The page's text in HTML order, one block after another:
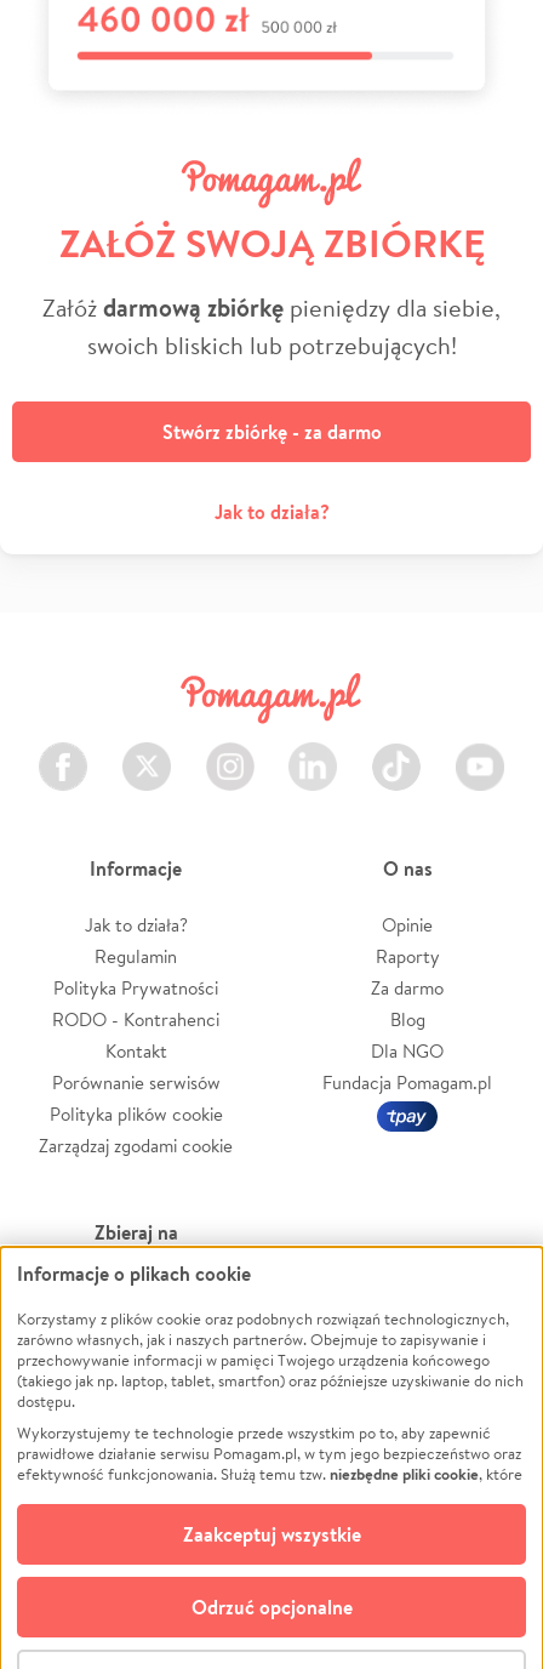
ZAŁÓŻ SWOJĄ ZBIÓRKĘ
Załóżdarmową zbiórkę pieniędzy dla siebie,
swoich bliskich lub potrzebujących!
Stwórz zbiórkę - za darmo
Jak to działa?
Facebook Twitter Instagram LinkedIn TikTok Youtube
Informacje
Jak to działa?
Regulamin
Polityka Prywatności
RODO - Kontrahenci
Kontakt
Porównanie serwisów
Polityka plików cookie
Zarządzaj zgodami cookie
O nas
Opinie
Raporty
Za darmo
Blog
Dla NGO
Fundacja Pomagam.pl
Zbieraj na
Leczenie
Zwierzęta
Pożar
Ukraina
Pomoc Finansowa
Projekty
Pogrzeb
Społeczność lokalna
Kultura
Powódź
Wichura
NGO
Edukacja
Podróż
Impreza
Ochrona środowiska
Biznes
© CROWDING SP. Z O.O.
Informacje o plikach cookie
Korzystamy z plików cookie oraz podobnych rozwiązań technologicznych,
zarówno własnych, jak i naszych partnerów. Obejmuje to zapisywanie i
przechowywanie informacji w pamięci Twojego urządzenia końcowego
(takiego jak np. laptop, tablet, smartfon) oraz późniejsze uzyskiwanie do nich
dostępu.
Wykorzystujemy te technologie przede wszystkim po to, aby zapewnić
prawidłowe działanie serwisu Pomagam.pl, w tym jego bezpieczeństwo oraz
efektywność funkcjonowania. Służą temu tzw.niezbędne pliki cookie, które
opcjonalnych plików cookie
technologii do celów analitycznych i retargetingowych. Możesz wyrazić
zgodę na ich stosowanie lub jej odmówić. W dowolnym momencie masz
możliwość zmiany swoich preferencji na stronie „Zarządzaj zgodami cookie”,
do której link znajdziesz w stopce serwisu Pomagam.pl. Opcjonalne pliki
cookie wykorzystywane są w następujących celach:
Odrzuć opcjonalne
Zaakceptuj wszystkie